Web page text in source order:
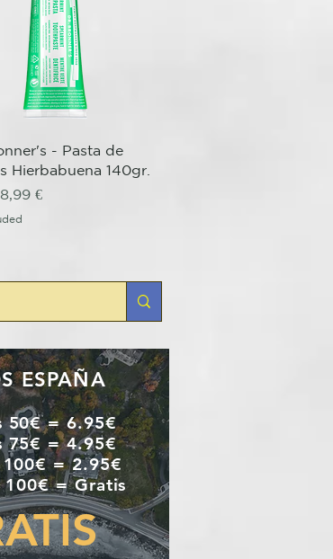
Quick View
- Pasta de
Hierbabuena 140gr.
Price
Sale Price
8,99 €
ESPAÑA
50€ = 6.95€
75€ = 4.95€
= 2.95€
100€ = Gratis